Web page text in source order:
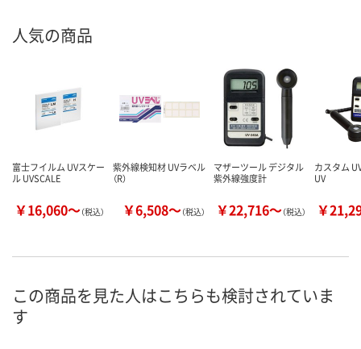
人気の商品
富士フイルム UVスケー
ル UVSCALE
￥16,060～（税込）
紫外線検知材 UVラベル
（R）
￥6,508～（税込）
マザーツール デジタル
紫外線強度計
￥22,716～（税込）
カスタム
UV
￥
この商品を見た人はこちらも検討されていま
す